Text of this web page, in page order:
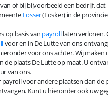
of bij bijvoorbeeld een bedrijf, dat
Losser(Losker) in de
op basis van payrolllaten verlonen.
voor en in De Lutte van ons
voor ons achter. Wij maken
de plaats De Lutte op maat. U
van ons.
voor andere plaatsen dan de
Kunt u hieronder ook uw